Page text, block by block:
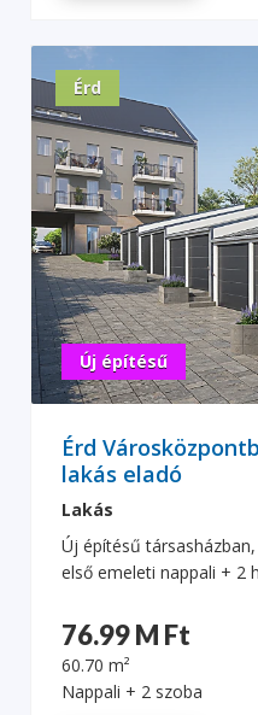
Érd
Új építésű
Érd
lakás eladó
Lakás
Új építésű
első emeleti nappali + 2
76.99 M Ft
60.70 m²
Nappali + 2 szoba